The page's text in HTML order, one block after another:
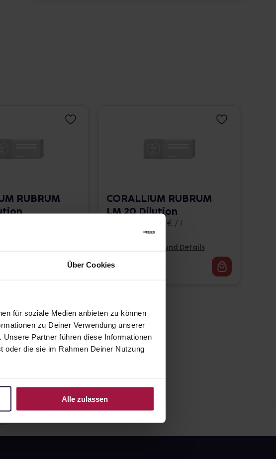
Über Cookies
für soziale Medien anbieten zu können
zu Deiner Verwendung unserer
Partner führen diese Informationen
oder die sie im Rahmen Deiner Nutzung
Alle zulassen
RUBRUM
CORALLIUM RUBRUM
LM 20 Dilution
10 ml • 1.662,00 € / l
Pflichtangaben und Details
16,62